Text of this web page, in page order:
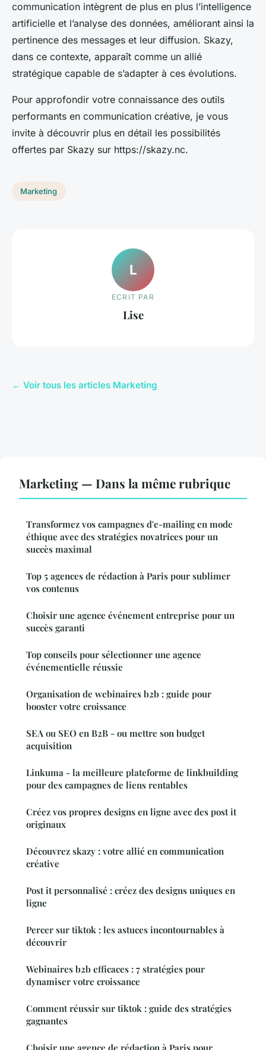
communication intègrent de plus en plus l’intelligence
artificielle et l’analyse des données, améliorant ainsi la
pertinence des messages et leur diffusion. Skazy,
dans ce contexte, apparaît comme un allié
stratégique capable de s’adapter à ces évolutions.
Pour approfondir votre connaissance des outils
performants en communication créative, je vous
invite à découvrir plus en détail les possibilités
offertes par Skazy sur https://skazy.nc.
Marketing
L
ECRIT PAR
Lise
← Voir tous les articles Marketing
Marketing — Dans la même rubrique
Transformez vos campagnes d'e-mailing en mode
éthique avec des stratégies novatrices pour un
succès maximal
Top 5 agences de rédaction à Paris pour sublimer
vos contenus
Choisir une agence événement entreprise pour un
succès garanti
Top conseils pour sélectionner une agence
événementielle réussie
Organisation de webinaires b2b : guide pour
booster votre croissance
SEA ou SEO en B2B - ou mettre son budget
acquisition
Linkuma - la meilleure plateforme de linkbuilding
pour des campagnes de liens rentables
Créez vos propres designs en ligne avec des post it
originaux
Découvrez skazy : votre allié en communication
créative
Post it personnalisé : créez des designs uniques en
ligne
Percer sur tiktok : les astuces incontournables à
découvrir
Webinaires b2b efficaces : 7 stratégies pour
dynamiser votre croissance
Comment réussir sur tiktok : guide des stratégies
gagnantes